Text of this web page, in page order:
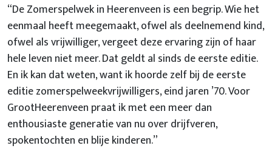
“De Zomerspelwek in Heerenveen is een begrip. Wie het
eenmaal heeft meegemaakt, ofwel als deelnemend kind,
ofwel als vrijwilliger, vergeet deze ervaring zijn of haar
hele leven niet meer. Dat geldt al sinds de eerste editie.
En ik kan dat weten, want ik hoorde zelf bij de eerste
editie zomerspelweekvrijwilligers, eind jaren ’70. Voor
GrootHeerenveen praat ik met een meer dan
enthousiaste generatie van nu over drijfveren,
spokentochten en blije kinderen.”